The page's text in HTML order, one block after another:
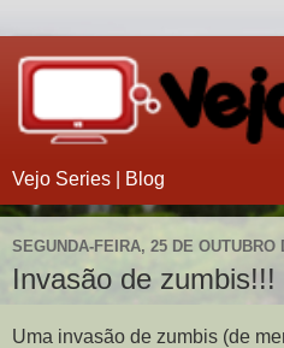
Vejo Series | Blog
SEGUNDA-FEIRA, 25 DE OUTUBRO
Invasão de zumbis!!!
Uma invasão de zumbis (de